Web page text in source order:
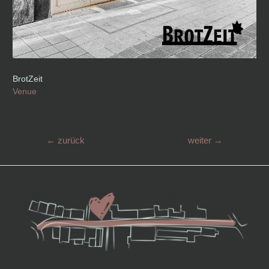
BrotZeit
Venue
Beitragsnavigation
← zurück weiter →